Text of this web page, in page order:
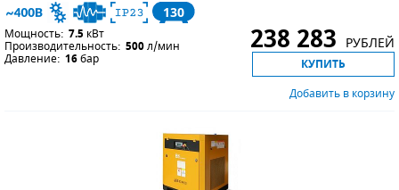
130
Мощность: 7.5 кВт
Производительность: 500л/мин
Давление: 16бар
238 283 РУБЛЕЙ
КУПИТЬ
Добавить в корзину